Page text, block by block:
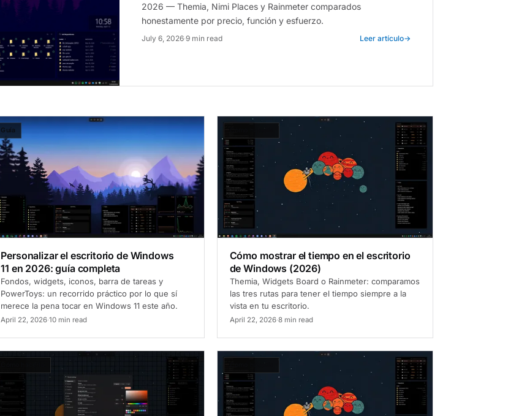
2026 — Themia, Nimi Places y Rainmeter comparados
honestamente por precio, función y esfuerzo.
July 6, 2026·9 min read Leer artículo→
Guía
Personalizar el escritorio de Windows
11 en 2026: guía completa
Fondos, widgets, iconos, barra de tareas y
PowerToys: un recorrido práctico por lo que sí
merece la pena tocar en Windows 11 este año.
April 22, 2026·10 min read
Cómo mostrar el tiempo en el escritorio
de Windows (2026)
Themia, Widgets Board o Rainmeter: comparamos
las tres rutas para tener el tiempo siempre a la
vista en tu escritorio.
April 22, 2026·8 min read